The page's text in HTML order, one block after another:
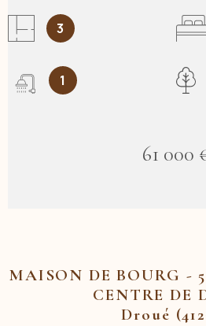
3
1
61 000
MAISON DE BOURG -
CENTRE DE
Droué